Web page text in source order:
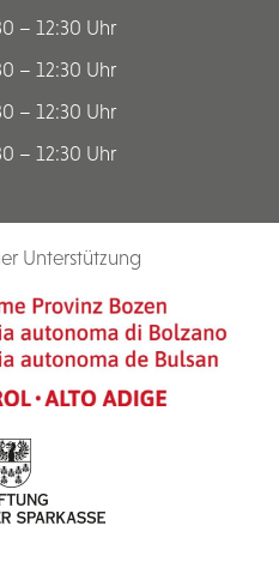
– 12:30 Uhr
– 12:30 Uhr
– 12:30 Uhr
– 12:30 Uhr
Unterstützung